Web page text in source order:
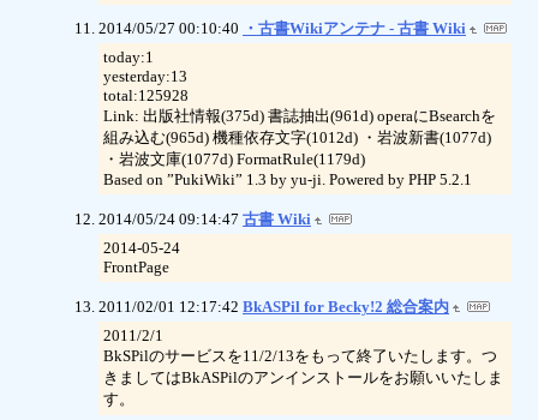
2014/05/27 00:10:40 ・古書Wikiアンテナ - 古書 Wiki
today:1
yesterday:13
total:125928
Link: 出版社情報(375d) 書誌抽出(961d) operaにBsearchを
組み込む(965d) 機種依存文字(1012d) ・岩波新書(1077d)
・岩波文庫(1077d) FormatRule(1179d)
Based on ”PukiWiki” 1.3 by yu-ji. Powered by PHP 5.2.1
2014/05/24 09:14:47 古書 Wiki
2014-05-24
FrontPage
2011/02/01 12:17:42 BkASPil for Becky!2 総合案内
2011/2/1
BkSPilのサービスを11/2/13をもって終了いたします。つ
きましてはBkASPilのアンインストールをお願いいたしま
す。